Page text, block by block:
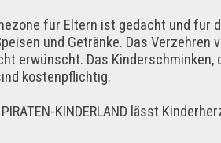
für Eltern ist gedacht und für
und Getränke. Das Verzehren
erwünscht. Das
kostenpflichtig.
KINDERLAND lässt